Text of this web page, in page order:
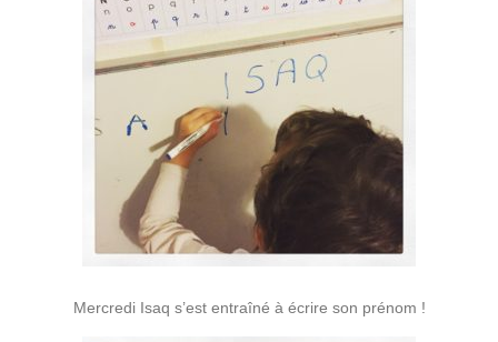
Mercredi Isaq s’est entraîné à écrire son prénom !